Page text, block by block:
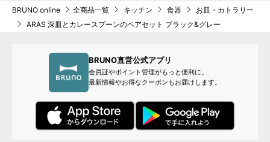
BRUNO online 全商品一覧 キッチン 食器
お皿・カトラリー
ARAS 深皿とカレースプーンのペアセット ブラック&グレー
BRUNO直営公式アプリ
会員証やポイント管理がもっと便利に。
最新情報やお得なクーポンもお届けします。